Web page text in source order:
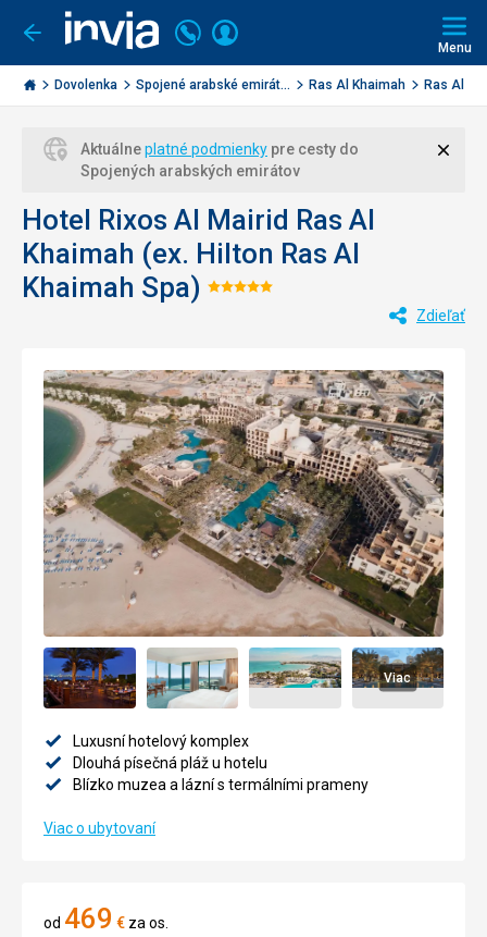
Ísť
späť
Invia.sk
Volajte
+421
2
3221
Prihlásiť
Menu
Dovolenka Spojené arabské emirát... Ras Al Khaimah Ras Al
Aktuálneplatné podmienky pre cesty do
Spojených arabských emirátov
Hotel Rixos Al Mairid Ras Al
Khaimah (ex. Hilton Ras Al
Khaimah Spa) Hodnotenie:
Zdieľať
Viac
Luxusní hotelový komplex
Dlouhá písečná pláž u hotelu
Blízko muzea a lázní s termálními prameny
Viac o ubytovaní
od 469 € za os.